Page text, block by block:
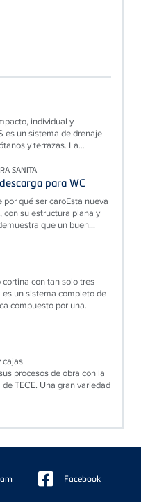
individual y
es un sistema de drenaje
y terrazas. La...
SANITA
para WC
qué ser caroEsta nueva
su estructura plana y
que un buen...
con tan solo tres
un sistema completo de
compuesto por una...
cajas
procesos de obra con la
TECE. Una gran variedad
Facebook